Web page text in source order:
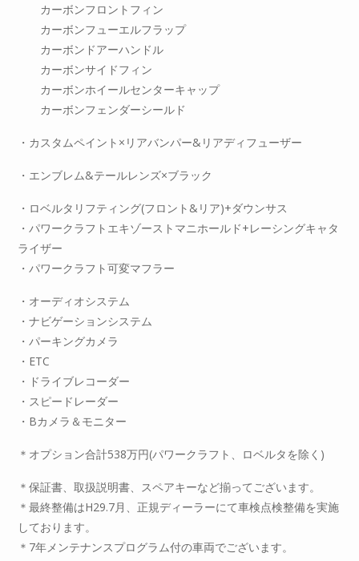
カーボンフロントフィン
カーボンフューエルフラップ
カーボンドアーハンドル
カーボンサイドフィン
カーボンホイールセンターキャップ
カーボンフェンダーシールド
・カスタムペイント×リアバンパー&リアディフューザー
・エンブレム&テールレンズ×ブラック
・ロベルタリフティング(フロント&リア)+ダウンサス
・パワークラフトエキゾーストマニホールド+レーシングキャタ
ライザー
・パワークラフト可変マフラー
・オーディオシステム
・ナビゲーションシステム
・パーキングカメラ
・ETC
・ドライブレコーダー
・スピードレーダー
・Bカメラ＆モニター
＊オプション合計538万円(パワークラフト、ロベルタを除く)
＊保証書、取扱説明書、スペアキーなど揃ってございます。
＊最終整備はH29.7月、正規ディーラーにて車検点検整備を実施
しております。
＊7年メンテナンスプログラム付の車両でございます。